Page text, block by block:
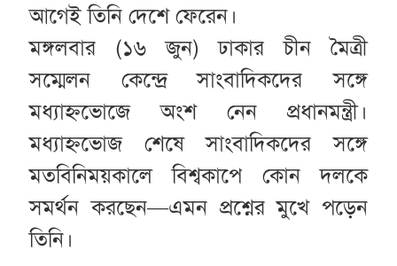
আগেই তিনি দেশে ফেরেন।
মঙ্গলবার (১৬ জুন) ঢাকার চীন মৈত্রী
সম্মেলন কেন্দ্রে সাংবাদিকদের সঙ্গে
মধ্যাহ্নভোজে অংশ নেন প্রধানমন্ত্রী।
মধ্যাহ্নভোজ শেষে সাংবাদিকদের সঙ্গে
মতবিনিময়কালে বিশ্বকাপে কোন দলকে
সমর্থন করছেন—এমন প্রশ্নের মুখে পড়েন
তিনি।